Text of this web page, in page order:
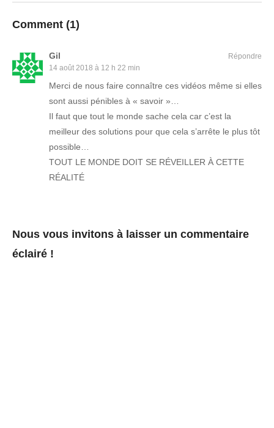
Comment (1)
Gil
14 août 2018 à 12 h 22 min
Merci de nous faire connaître ces vidéos même si elles
sont aussi pénibles à « savoir »…
Il faut que tout le monde sache cela car c’est la
meilleur des solutions pour que cela s’arrête le plus tôt
possible…
TOUT LE MONDE DOIT SE RÉVEILLER À CETTE
RÉALITÉ
Répondre
Nous vous invitons à laisser un commentaire
éclairé !